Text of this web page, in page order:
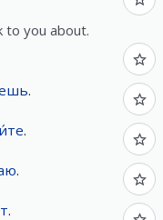
to you about.
.
.
.
.